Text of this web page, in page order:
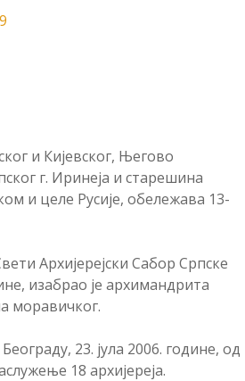
и Кијевског, Његово
г. Иринеја и старешина
и целе Русије, обележава 13-
Архијерејски Сабор Српске
изабрао је архимандрита
моравичког.
23. јула 2006. године, од
18 архијереја.